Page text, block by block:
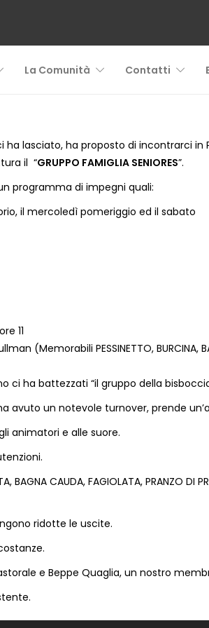
La Comunità Contatti
lasciato, ha proposto di incontrarci
il “GRUPPO FAMIGLIA SENIORES”.
programma di impegni quali:
il mercoledì pomeriggio ed il sabato
11
(Memorabili PESSINETTO, BURCINA,
ci ha battezzati “il gruppo della
avuto un notevole turnover, prende
animatori e alle suore.
BAGNA CAUDA, FAGIOLATA, PRANZO
ridotte le uscite.
e Beppe Quaglia, un nostro